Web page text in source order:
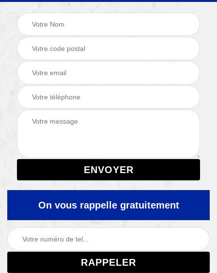
On vous rappelle gratuitement